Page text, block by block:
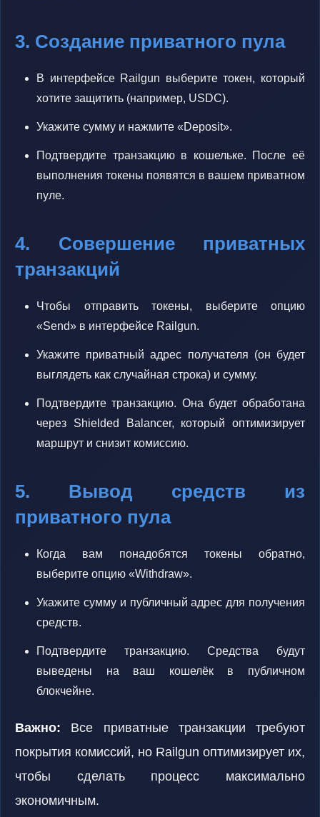
3. Создание приватного пула
В интерфейсе Railgun выберите токен, который
хотите защитить (например, USDC).
Укажите сумму и нажмите «Deposit».
Подтвердите транзакцию в кошельке. После её
выполнения токены появятся в вашем приватном
пуле.
4. Совершение приватных
транзакций
Чтобы отправить токены, выберите опцию
«Send» в интерфейсе Railgun.
Укажите приватный адрес получателя (он будет
выглядеть как случайная строка) и сумму.
Подтвердите транзакцию. Она будет обработана
через Shielded Balancer, который оптимизирует
маршрут и снизит комиссию.
5. Вывод средств из
приватного пула
Когда вам понадобятся токены обратно,
выберите опцию «Withdraw».
Укажите сумму и публичный адрес для получения
средств.
Подтвердите транзакцию. Средства будут
выведены на ваш кошелёк в публичном
блокчейне.
Важно: Все приватные транзакции требуют
покрытия комиссий, но Railgun оптимизирует их,
чтобы сделать процесс максимально
экономичным.